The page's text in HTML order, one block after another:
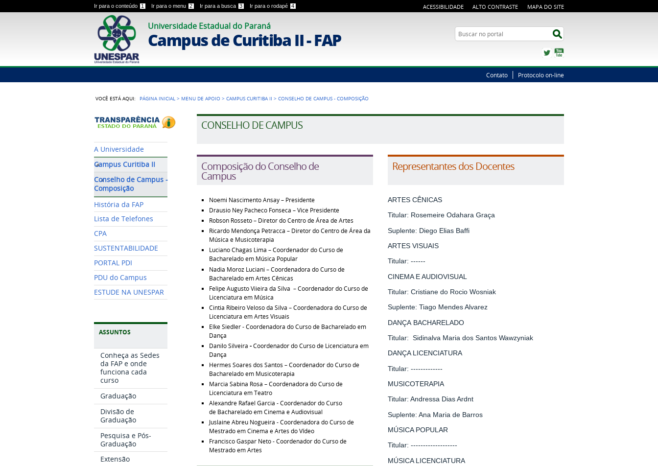
Ir para o conteúdo 1 Ir para o menu 2 Ir para a busca 3 Ir para o rodapé 4 ACESSIBILIDADE ALTO CONTRASTE MAPA DO SITE
Universidade Estadual do Paraná
Campus de Curitiba II - FAP Busca
Twitter
Contato Protocolo on-line
VOCÊ ESTÁ AQUI: PÁGINA INICIAL > MENU DE APOIO >CAMPUS CURITIBA II >CONSELHO DE CAMPUS - COMPOSIÇÃO
A Universidade
Campus Curitiba II
Conselho de Campus -
Composição
História da FAP
Lista de Telefones
CPA
SUSTENTABILIDADE
PORTAL PDI
PDU do Campus
ESTUDE NA UNESPAR
ASSUNTOS
Conheça as Sedes
da FAP e onde
funciona cada
curso
Graduação
Divisão de
Graduação
Pesquisa e Pós-
Graduação
Extensão
CONSELHO DE CAMPUS
Composição do Conselho de
Campus
Noemi Nascimento Ansay – Presidente
Drausio Ney Pacheco Fonseca –Vice Presidente
Robson Rosseto – Diretor do Centro de Área de Artes
Ricardo Mendonça Petracca – Diretor do Centro de Área da
Música e Musicoterapia
Luciano Chagas Lima – Coordenador do Curso de
Bacharelado em Música Popular
Nadia Moroz Luciani – Coordenadora do Curso de
Bacharelado em Artes Cênicas
Felipe Augusto Viieira da Silva – Coordenador do Curso de
Licenciatura em Música
Cintia Ribeiro Veloso da Silva – Coordenadora do Curso de
Licenciatura em Artes Visuais
Elke Siedler- Coordenadora do Curso de Bacharelado em
Dança
Danilo Silveira -Coordenador do Curso de Licenciatura em
Dança
Hermes Soares dos Santos – Coordenador do Curso de
Bacharelado em Musicoterapia
Marcia Sabina Rosa – Coordenadora do Curso de
Licenciatura em Teatro
Alexandre Rafael Garcia -Coordenador do Curso
de Bacharelado em Cinema e Audiovisual
Juslaine Abreu Nogueira - Coordenadora do Curso de
Mestrado em Cinema e Artes do Vídeo
Francisco Gaspar Neto - Coordenador do Curso de
Mestrado em Artes
Representantes dos Docentes
ARTES CÊNICAS
Titular: Rosemeire Odahara Graça
Suplente: Diego Elias Baffi
ARTES VISUAIS
Titular: ------
CINEMA E AUDIOVISUAL
Titular: Cristiane do Rocio Wosniak
Suplente: Tiago Mendes Alvarez
DANÇA BACHARELADO
Titular: Sidinalva Maria dos Santos Wawzyniak
DANÇA LICENCIATURA
Titular: -------------
MUSICOTERAPIA
Titular: Andressa Dias Ardnt
Suplente: Ana Maria de Barros
MÚSICA POPULAR
Titular: -------------------
MÚSICA LICENCIATURA